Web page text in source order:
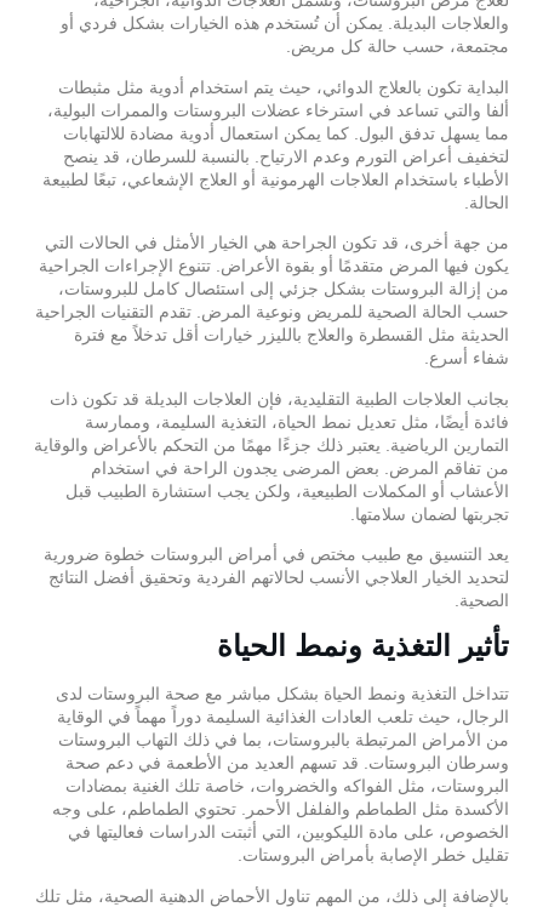
والعلاجات البديلة. يمكن أن تُستخدم هذه الخيارات بشكل فردي أو
مجتمعة، حسب حالة كل مريض.
البداية تكون بالعلاج الدوائي، حيث يتم استخدام أدوية مثل مثبطات
ألفا والتي تساعد في استرخاء عضلات البروستات والممرات البولية،
مما يسهل تدفق البول. كما يمكن استعمال أدوية مضادة للالتهابات
لتخفيف أعراض التورم وعدم الارتياح. بالنسبة للسرطان، قد ينصح
الأطباء باستخدام العلاجات الهرمونية أو العلاج الإشعاعي، تبعًا لطبيعة
الحالة.
من جهة أخرى، قد تكون الجراحة هي الخيار الأمثل في الحالات التي
يكون فيها المرض متقدمًا أو بقوة الأعراض. تتنوع الإجراءات الجراحية
من إزالة البروستات بشكل جزئي إلى استئصال كامل للبروستات،
حسب الحالة الصحية للمريض ونوعية المرض. تقدم التقنيات الجراحية
الحديثة مثل القسطرة والعلاج بالليزر خيارات أقل تدخلاً مع فترة
شفاء أسرع.
بجانب العلاجات الطبية التقليدية، فإن العلاجات البديلة قد تكون ذات
فائدة أيضًا، مثل تعديل نمط الحياة، التغذية السليمة، وممارسة
التمارين الرياضية. يعتبر ذلك جزءًا مهمًا من التحكم بالأعراض والوقاية
من تفاقم المرض. بعض المرضى يجدون الراحة في استخدام
الأعشاب أو المكملات الطبيعية، ولكن يجب استشارة الطبيب قبل
تجربتها لضمان سلامتها.
يعد التنسيق مع طبيب مختص في أمراض البروستات خطوة ضرورية
لتحديد الخيار العلاجي الأنسب لحالاتهم الفردية وتحقيق أفضل النتائج
الصحية.
تأثير التغذية ونمط الحياة
تتداخل التغذية ونمط الحياة بشكل مباشر مع صحة البروستات لدى
الرجال، حيث تلعب العادات الغذائية السليمة دوراً مهماً في الوقاية
من الأمراض المرتبطة بالبروستات، بما في ذلك التهاب البروستات
وسرطان البروستات. قد تسهم العديد من الأطعمة في دعم صحة
البروستات، مثل الفواكه والخضروات، خاصة تلك الغنية بمضادات
الأكسدة مثل الطماطم والفلفل الأحمر. تحتوي الطماطم، على وجه
الخصوص، على مادة الليكوبين، التي أثبتت الدراسات فعاليتها في
تقليل خطر الإصابة بأمراض البروستات.
بالإضافة إلى ذلك، من المهم تناول الأحماض الدهنية الصحية، مثل تلك